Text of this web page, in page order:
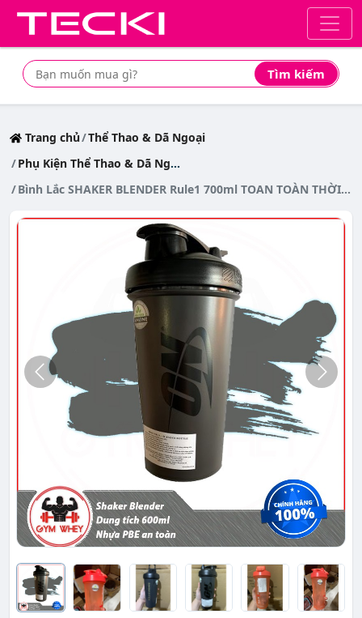
Tìm kiếm
Tìm mua sản phẩm giá rẻ nhất
Trang chủ Thể Thao & Dã Ngoại
Phụ Kiện Thể Thao & Dã Ngoại
Bình Lắc SHAKER BLENDER Rule1 700ml TOAN TOÀN THỜI TRANG - Authentic 100%